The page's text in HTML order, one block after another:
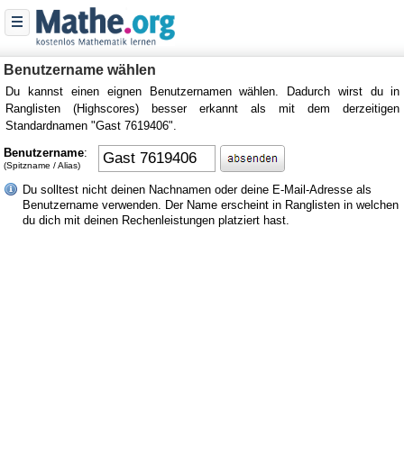
Benutzername wählen
Du kannst einen eignen Benutzernamen wählen. Dadurch wirst du in
Ranglisten (Highscores) besser erkannt als mit dem derzeitigen
Standardnamen "Gast 7619406".
Benutzername:
(Spitzname / Alias)
Du solltest nicht deinen Nachnamen oder deine E-Mail-Adresse als
Benutzername verwenden. Der Name erscheint in Ranglisten in welchen
du dich mit deinen Rechenleistungen platziert hast.